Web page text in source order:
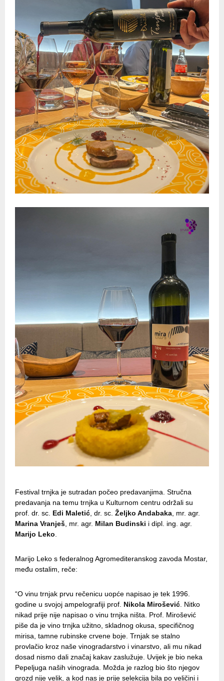
Festival trnjka je sutradan počeo predavanjima. Stručna
predavanja na temu trnjka u Kulturnom centru održali su
prof. dr. sc. Edi Maletić, dr. sc. Željko Andabaka, mr. agr.
Marina Vranješ, mr. agr. Milan Budinski i dipl. ing. agr.
Marijo Leko.
Marijo Leko s federalnog Agromediteranskog zavoda Mostar,
među ostalim, reče:
“O vinu trnjak prvu rečenicu uopće napisao je tek 1996.
godine u svojoj ampelografiji prof. Nikola Mirošević. Nitko
nikad prije nije napisao o vinu trnjka ništa. Prof. Mirošević
piše da je vino trnjka užitno, skladnog okusa, specifičnog
mirisa, tamne rubinske crvene boje. Trnjak se stalno
provlačio kroz naše vinogradarstvo i vinarstvo, ali mu nikad
dosad nismo dali značaj kakav zaslužuje. Uvijek je bio neka
Pepeljuga naših vinograda. Možda je razlog bio što njegov
grozd nije velik, a kod nas je prije selekcija bila po veličini i